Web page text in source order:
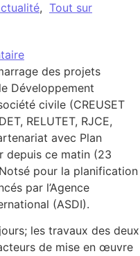
, Tout sur
des projets
Développement
civile (CREUSET
RELUTET, RJCE,
avec Plan
depuis ce matin (23
pour la planification
par l’Agence
(ASDI).
les travaux des deux
de mise en œuvre